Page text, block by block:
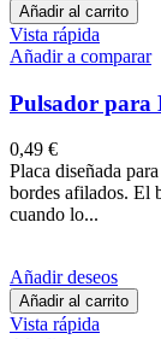
Añadir al carrito
Vista rápida
Añadir a comparar
Pulsador para
0,49 €
Placa diseñada
bordes afilados. El
cuando lo...
Añadir deseos
Añadir al carrito
Vista rápida